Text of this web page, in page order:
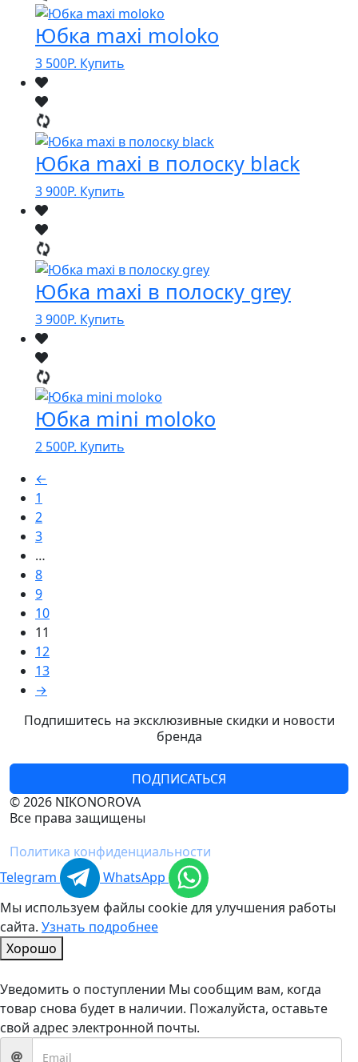
Юбка maxi moloko
3 500Р. Купить
Юбка maxi в полоску black
3 900Р. Купить
Юбка maxi в полоску grey
3 900Р. Купить
Юбка mini moloko
2 500Р. Купить
←
1
2
3
…
8
9
10
11
12
13
→
Подпишитесь на эксклюзивные скидки и новости
бренда
ПОДПИСАТЬСЯ
© 2026 NIKONOROVA
Все права защищены
Политика конфиденциальности
Telegram
WhatsApp
Мы используем файлы cookie для улучшения работы
сайта. Узнать подробнее
Хорошо
Уведомить о поступлении Мы сообщим вам, когда
товар снова будет в наличии. Пожалуйста, оставьте
свой адрес электронной почты.